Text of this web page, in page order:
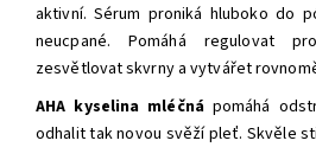
aktivní. Sérum proniká hluboko do
neucpané. Pomáhá regulovat
zesvětlovat skvrny a vytvářet
AHA kyselina mléčnápomáhá
odhalit tak novou svěží pleť. Skvěle